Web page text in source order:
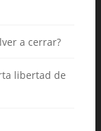
a cerrar?
libertad de